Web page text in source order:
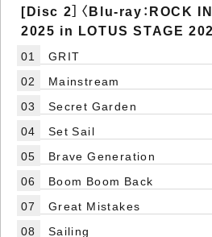
[Disc 2］〈Blu-ray：ROCK
2025 in LOTUS STAGE
01
GRIT
02
Mainstream
03
Secret Garden
04
Set Sail
05
Brave Generation
06
Boom Boom Back
07
Great Mistakes
08
Sailing